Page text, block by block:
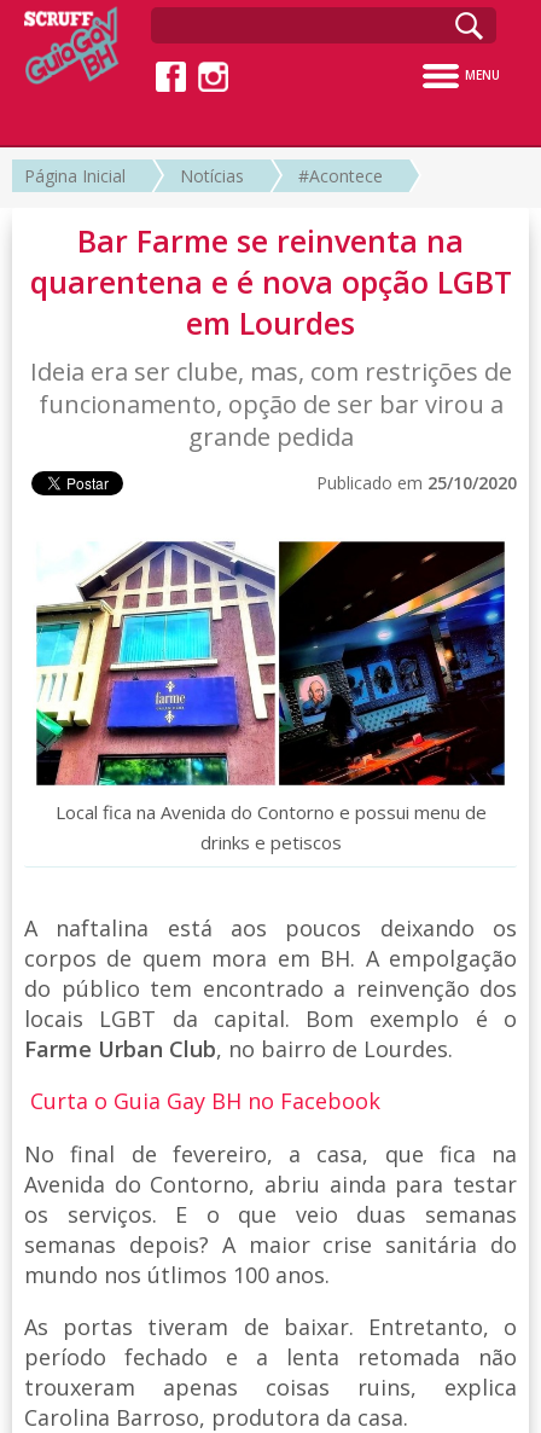
MENU
Página Inicial Notícias #Acontece
Bar Farme se reinventa na
quarentena e é nova opção LGBT
em Lourdes
Ideia era ser clube, mas, com restrições de
funcionamento, opção de ser bar virou a
grande pedida
Publicado em 25/10/2020
Local fica na Avenida do Contorno e possui menu de
drinks e petiscos
A naftalina está aos poucos deixando os
corpos de quem mora em BH. A empolgação
do público tem encontrado a reinvenção dos
locais LGBT da capital. Bom exemplo é o
Farme Urban Club, no bairro de Lourdes.
Curta o Guia Gay BH no Facebook
No final de fevereiro, a casa, que fica na
Avenida do Contorno, abriu ainda para testar
os serviços. E o que veio duas semanas
semanas depois? A maior crise sanitária do
mundo nos útlimos 100 anos.
As portas tiveram de baixar. Entretanto, o
período fechado e a lenta retomada não
trouxeram apenas coisas ruins, explica
Carolina Barroso, produtora da casa.